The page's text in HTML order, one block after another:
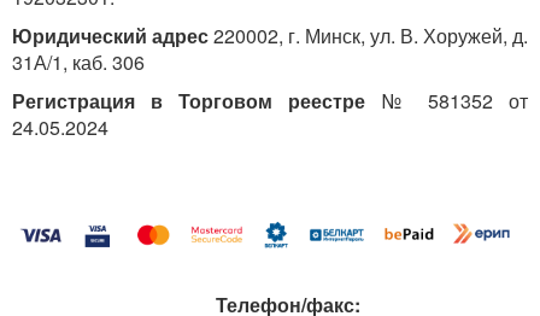
Юридический адрес220002, г. Минск, ул. В. Хоружей, д.
31А/1, каб. 306
Регистрация в Торговом реестре № 581352 от
24.05.2024
Телефон/факс: